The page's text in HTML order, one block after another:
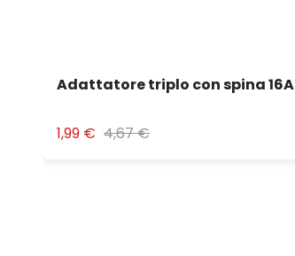
Adattatore triplo con spina 16A
1,99 € 4,67 €